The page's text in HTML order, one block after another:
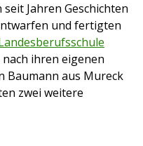
Jahren Geschichten
und fertigten
ihren eigenen
Baumann aus Mureck
zwei weitere